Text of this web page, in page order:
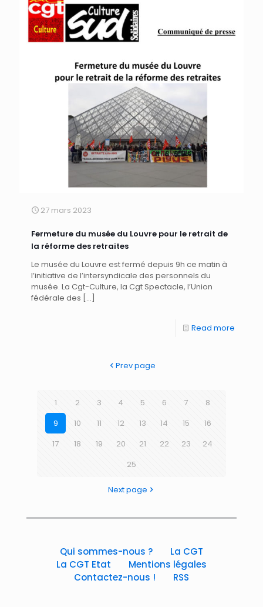
27 mars 2023
Fermeture du musée du Louvre pour le retrait de
la réforme des retraites
Le musée du Louvre est fermé depuis 9h ce matin à
l’initiative de l’intersyndicale des personnels du
musée. La Cgt-Culture, la Cgt Spectacle, l’Union
fédérale des […]
Read more
Prev page
1 2 3 4 5 6 7
8
9
10 11 12 13 14 15
16
17
18 19 20 21 22 23
24
25
Next page
Qui sommes-nous ?
La CGT
La CGT Etat
Mentions légales
Contactez-nous !
RSS